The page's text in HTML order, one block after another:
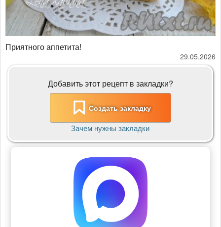
Приятного аппетита!
29.05.2026
Добавить этот рецепт в закладки?
Создать закладку
Зачем нужны закладки